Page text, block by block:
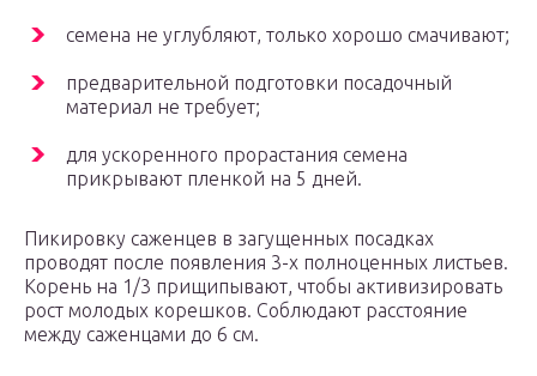
семена не углубляют, только хорошо смачивают;
предварительной подготовки посадочный
материал не требует;
для ускоренного прорастания семена
прикрывают пленкой на 5 дней.
Пикировку саженцев в загущенных посадках
проводят после появления 3-х полноценных листьев.
Корень на 1/3 прищипывают, чтобы активизировать
рост молодых корешков. Соблюдают расстояние
между саженцами до 6 см.